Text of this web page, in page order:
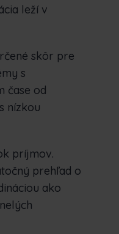
leží v
skôr pre
s
čase od
nízkou
príjmov.
prehľad o
ako